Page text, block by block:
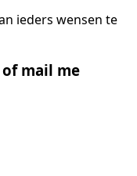
ieders wensen te
of mail me